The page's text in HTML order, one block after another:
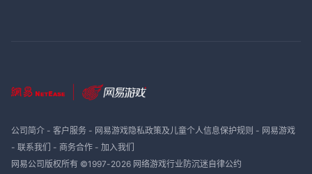
公司简介- 客户服务- 网易游戏隐私政策及儿童个人信息保护规则 - 网易游戏
- 联系我们 - 商务合作- 加入我们
网易公司版权所有 ©1997-2026 网络游戏行业防沉迷自律公约